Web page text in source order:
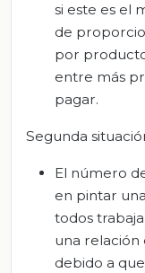
si este es el
de
por
entre más
pagar.
Segunda
El número
en pintar
todos
una relación
debido a